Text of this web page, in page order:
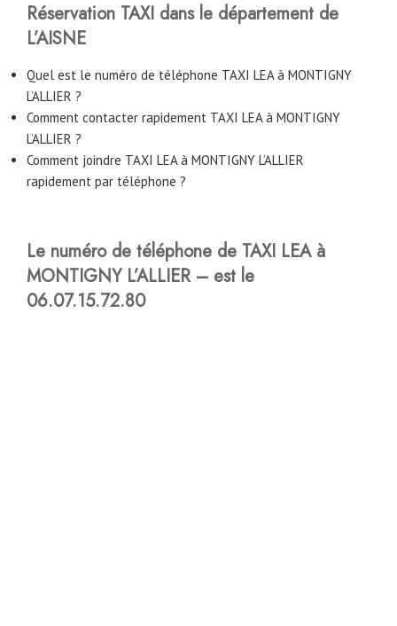
Réservation TAXI dans le département de
L’AISNE
Quel est le numéro de téléphone TAXI LEA à MONTIGNY
L’ALLIER ?
Comment contacter rapidement TAXI LEA à MONTIGNY
L’ALLIER ?
Comment joindre TAXI LEA à MONTIGNY L’ALLIER
rapidement par téléphone ?
Le numéro de téléphone de TAXI LEA à
MONTIGNY L’ALLIER – est le
06.07.15.72.80